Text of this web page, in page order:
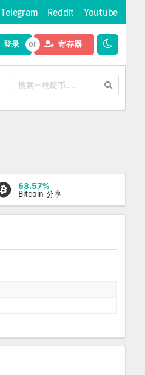
Telegram Reddit Youtube
登录 寄存器
63.57%
Bitcoin 分享